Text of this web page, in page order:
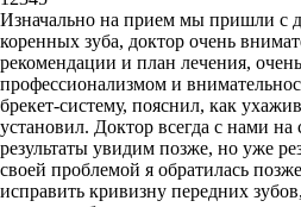
Изначально на прием мы пришли с
коренных зуба, доктор очень
рекомендации и план лечения,
профессионализмом и
брекет-систему, пояснил, как
установил. Доктор всегда с нами на
результаты увидим позже, но уже
своей проблемой я обратилась
исправить кривизну передних